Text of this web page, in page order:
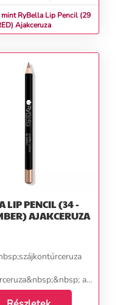
RyBella Lip Pencil (29
- APPLE RED) Ajakceruza
LIP PENCIL (34 -
RAW UMBER) AJAKCERUZA
a
márkától,